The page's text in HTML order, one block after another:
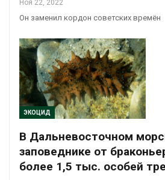
Ноя 22, 2022
Он заменил кордон советских времён
ЭКОЦИД
В Дальневосточном
заповеднике от
более 1,5 тыс. особей